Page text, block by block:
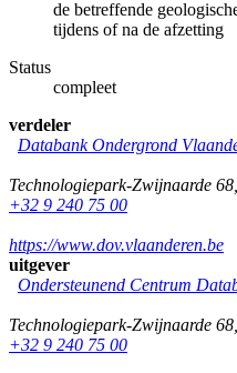
de betreffende
tijdens of na de afzetting
Status
compleet
verdeler
Databank Ondergrond
Technologiepark-Zwijnaarde 68
+32 9 240 75 00
https://www.dov.vlaanderen.be
uitgever
Ondersteunend Centrum
Technologiepark-Zwijnaarde 68
+32 9 240 75 00